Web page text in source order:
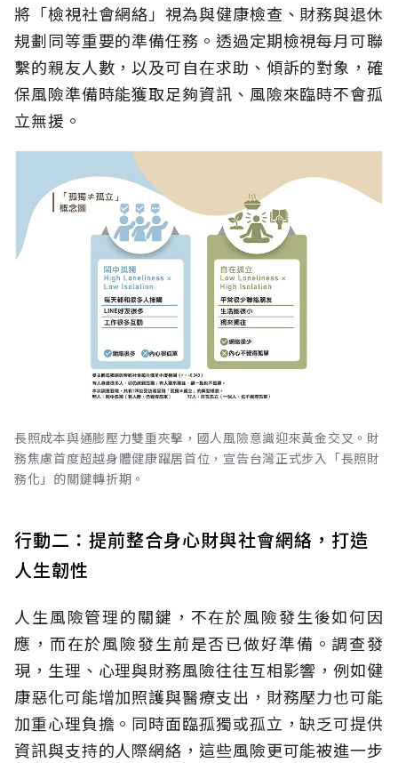
將「檢視社會網絡」視為與健康檢查、財務與退休
規劃同等重要的準備任務。透過定期檢視每月可聯
繫的親友人數，以及可自在求助、傾訴的對象，確
保風險準備時能獲取足夠資訊、風險來臨時不會孤
立無援。
長照成本與通膨壓力雙重夾擊，國人風險意識迎來黃金交叉。財
務焦慮首度超越身體健康躍居首位，宣告台灣正式步入「長照財
務化」的關鍵轉折期。
行動二：提前整合身心財與社會網絡，打造
人生韌性
人生風險管理的關鍵，不在於風險發生後如何因
應，而在於風險發生前是否已做好準備。調查發
現，生理、心理與財務風險往往互相影響，例如健
康惡化可能增加照護與醫療支出，財務壓力也可能
加重心理負擔。同時面臨孤獨或孤立，缺乏可提供
資訊與支持的人際網絡，這些風險更可能被進一步